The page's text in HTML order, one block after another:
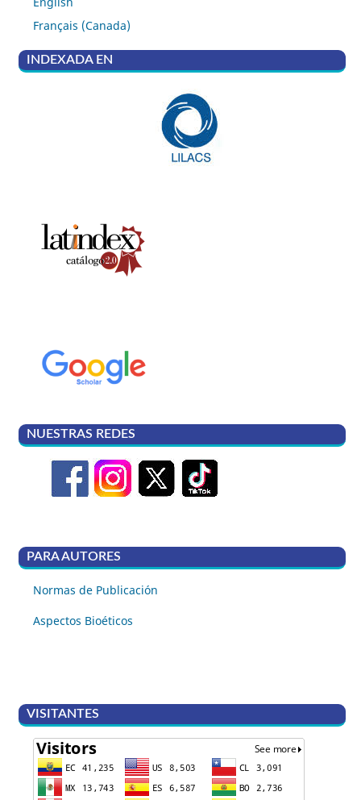
Français (Canada)
INDEXADA EN
NUESTRAS REDES
PARA AUTORES
Normas de Publicación
Aspectos Bioéticos
VISITANTES